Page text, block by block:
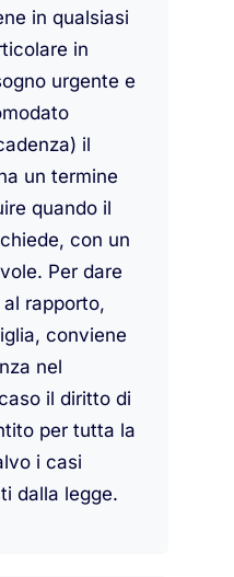
in qualsiasi
in
urgente e
il
un termine
quando il
con un
Per dare
rapporto,
conviene
nel
il diritto di
per tutta la
i casi
dalla legge.